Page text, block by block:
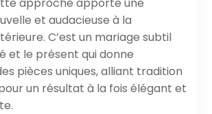
et audacieuse à la
C’est un mariage subtil
et le présent qui donne
pièces uniques, alliant tradition
un résultat à la fois élégant et